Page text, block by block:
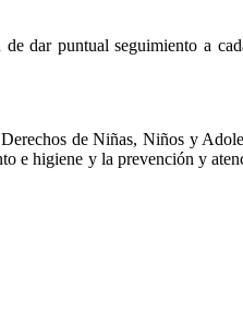
dar puntual seguimiento a
de Niñas, Niños y
e higiene y la prevención y